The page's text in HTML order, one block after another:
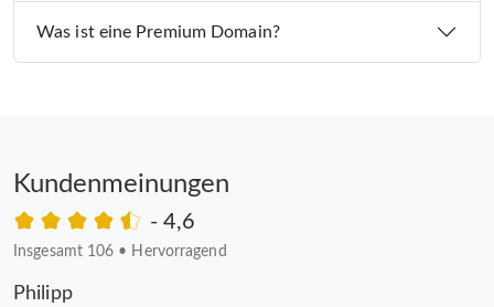
Was ist eine Premium Domain?
Kundenmeinungen
- 4,6
Insgesamt 106 • Hervorragend
Philipp